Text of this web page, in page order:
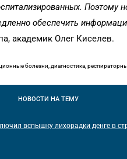
Поэтому
обеспечить
академик Олег Киселев.
болезни, диагностика,
НОВОСТИ НА ТЕМУ
вспышку лихорадки денге в